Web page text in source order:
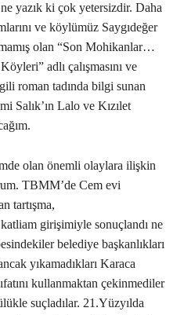
yazık ki çok yetersizdir. Daha
ve köylümüz Saygıdeğer
olan “Son Mohikanlar…
adlı çalışmasını ve
roman tadında bilgi sunan
Salık’ın Lalo ve Kızılet
olan önemli olaylara ilişkin
TBMM’de Cem evi
tartışma,
girişimiyle sonuçlandı ne
belediye başkanlıkları
yıkamadıkları Karaca
kullanmaktan çekinmediler
suçladılar. 21.Yüzyılda